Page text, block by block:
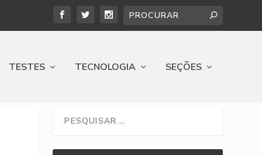
TESTES TECNOLOGIA SEÇÕES